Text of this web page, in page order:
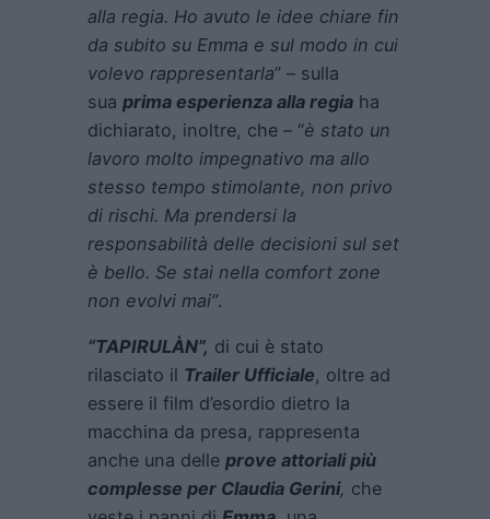
alla regia. Ho avuto le idee chiare fin
da subito su Emma e sul modo in cui
volevo rappresentarla” – sulla
sua prima esperienza alla regia ha
dichiarato, inoltre, che – “è stato un
lavoro molto impegnativo ma allo
stesso tempo stimolante, non privo
di rischi. Ma prendersi la
responsabilità delle decisioni sul set
è bello. Se stai nella comfort zone
non evolvi mai”.
“TAPIRULÀN”, di cui è stato
rilasciato il Trailer Ufficiale, oltre ad
essere il film d’esordio dietro la
macchina da presa, rappresenta
anche una delle prove attoriali più
complesse per Claudia Gerini, che